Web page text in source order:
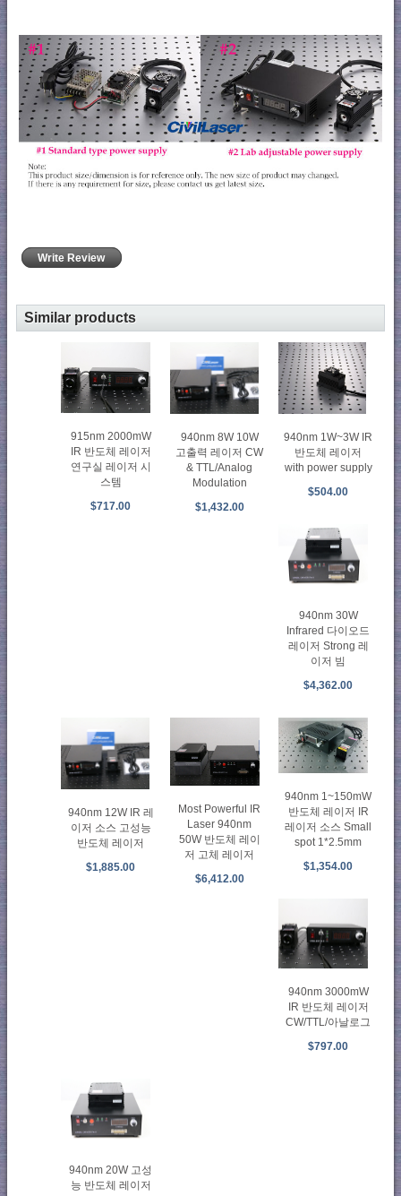
Write Review
Similar products
915nm 2000mW
IR 반도체 레이저
연구실 레이저 시
스템
$717.00
940nm 8W 10W
고출력 레이저 CW
& TTL/Analog
Modulation
$1,432.00
940nm 1W~3W IR
반도체 레이저
with power supply
$504.00
940nm 30W
Infrared 다이오드
레이저 Strong 레
이저 빔
$4,362.00
940nm 12W IR 레
이저 소스 고성능
반도체 레이저
$1,885.00
Most Powerful IR
Laser 940nm
50W 반도체 레이
저 고체 레이저
$6,412.00
940nm 1~150mW
반도체 레이저 IR
레이저 소스 Small
spot 1*2.5mm
$1,354.00
940nm 3000mW
IR 반도체 레이저
CW/TTL/아날로그
$797.00
940nm 20W 고성
능 반도체 레이저